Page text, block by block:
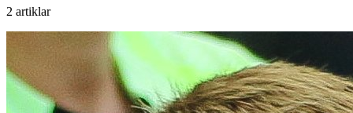
2 artiklar